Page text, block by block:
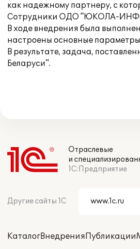
как надежному партнеру, с
Сотрудники ОДО "ЮКОЛА-ИНФО"
В ходе внедрения была
настроены основные
В результате, задача,
Беларуси".
Отраслевые
и
1С:Предприятие
Другие сайты 1С
КаталогВнедренияПубликации